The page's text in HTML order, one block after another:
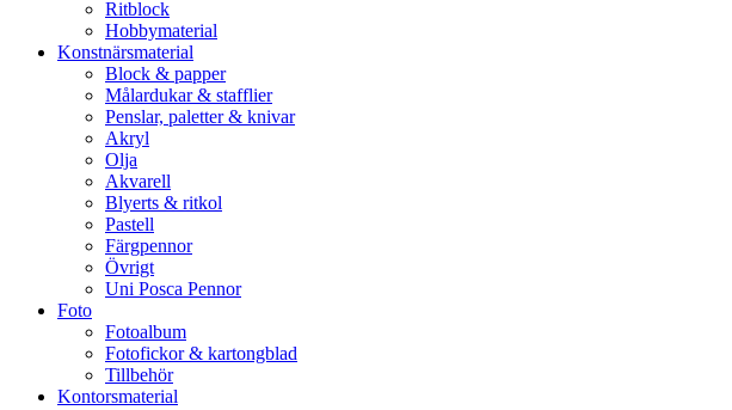
Ritblock
Hobbymaterial
Konstnärsmaterial
Block & papper
Målardukar & stafflier
Penslar, paletter & knivar
Akryl
Olja
Akvarell
Blyerts & ritkol
Pastell
Färgpennor
Övrigt
Uni Posca Pennor
Foto
Fotoalbum
Fotofickor & kartongblad
Tillbehör
Kontorsmaterial